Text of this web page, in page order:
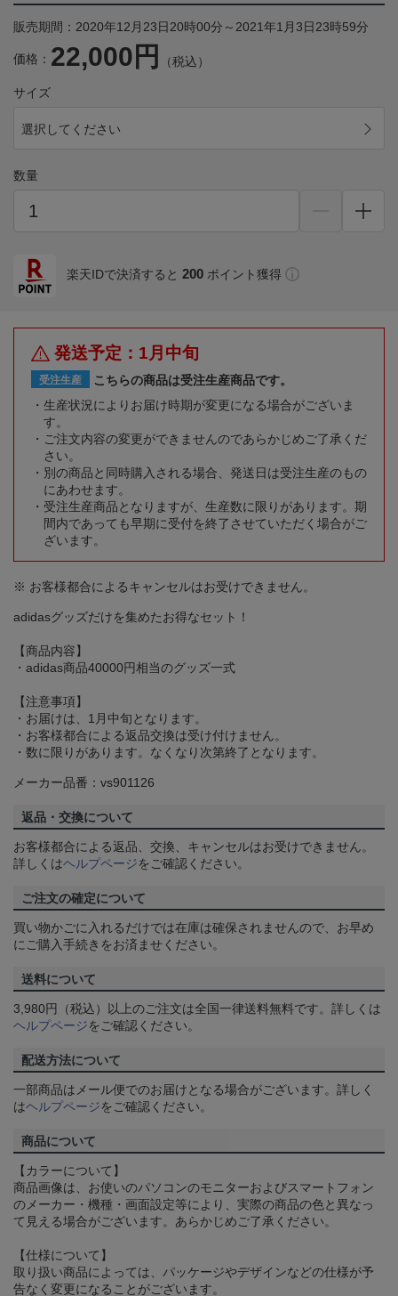
販売期間：2020年12月23日20時00分～2021年1月3日23時59分
価格： 22,000円 （税込）
サイズ
選択してください
数量
楽天IDで決済すると 200 ポイント獲得
発送予定：1月中旬
受注生産
こちらの商品は受注生産商品です。
生産状況によりお届け時期が変更になる場合がございま
す。
ご注文内容の変更ができませんのであらかじめご了承くだ
さい。
別の商品と同時購入される場合、発送日は受注生産のもの
にあわせます。
受注生産商品となりますが、生産数に限りがあります。期
間内であっても早期に受付を終了させていただく場合がご
ざいます。
※ お客様都合によるキャンセルはお受けできません。
adidasグッズだけを集めたお得なセット！
【商品内容】
・adidas商品40000円相当のグッズ一式
【注意事項】
・お届けは、1月中旬となります。
・お客様都合による返品交換は受け付けません。
・数に限りがあります。なくなり次第終了となります。
メーカー品番：vs901126
返品・交換について
お客様都合による返品、交換、キャンセルはお受けできません。
詳しくはヘルプページをご確認ください。
ご注文の確定について
買い物かごに入れるだけでは在庫は確保されませんので、お早め
にご購入手続きをお済ませください。
送料について
3,980円（税込）以上のご注文は全国一律送料無料です。詳しくは
ヘルプページをご確認ください。
配送方法について
一部商品はメール便でのお届けとなる場合がございます。詳しく
はヘルプページをご確認ください。
商品について
【カラーについて】
商品画像は、お使いのパソコンのモニターおよびスマートフォン
のメーカー・機種・画面設定等により、実際の商品の色と異なっ
て見える場合がございます。あらかじめご了承ください。
【仕様について】
取り扱い商品によっては、パッケージやデザインなどの仕様が予
告なく変更になることがございます。